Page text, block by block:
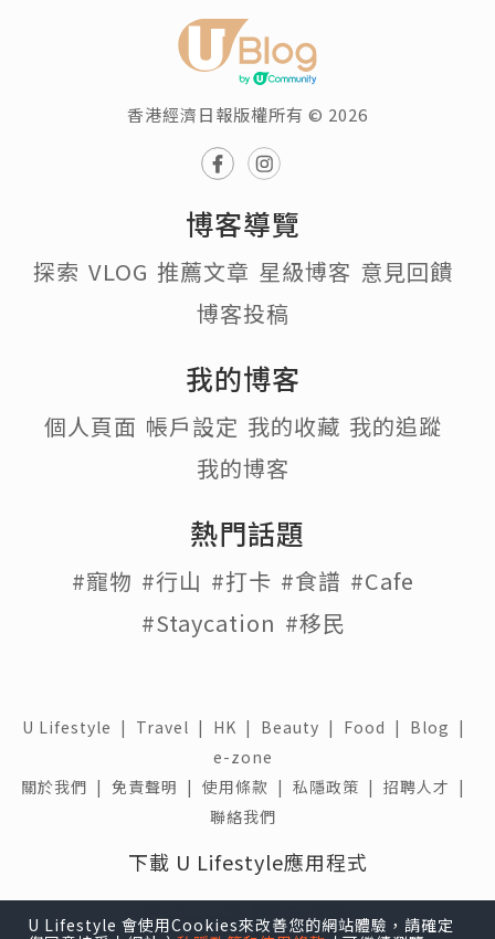
香港經濟日報版權所有 © 2026
博客導覽
探索 VLOG 推薦文章 星級博客 意見回饋
博客投稿
我的博客
個人頁面 帳戶設定 我的收藏 我的追蹤
我的博客
熱門話題
#寵物 #行山 #打卡 #食譜 #Cafe
#Staycation #移民
U Lifestyle | Travel | HK | Beauty | Food | Blog |
e-zone
關於我們 | 免責聲明 | 使用條款 | 私隱政策 | 招聘人才 |
聯絡我們
下載 U Lifestyle應用程式
U Lifestyle 會使用Cookies來改善您的網站體驗，請確定